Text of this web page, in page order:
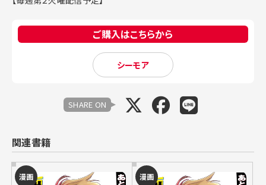
ご購入はこちらから
シーモア
SHARE ON
関連書籍
漫画 漫画